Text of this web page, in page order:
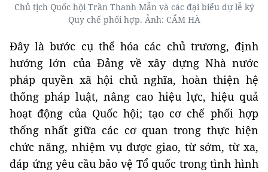
Chủ tịch Quốc hội Trần Thanh Mẫn và các đại biểu dự lễ ký
Quy chế phối hợp. Ảnh: CẨM HÀ
Đây là bước cụ thể hóa các chủ trương, định
hướng lớn của Đảng về xây dựng Nhà nước
pháp quyền xã hội chủ nghĩa, hoàn thiện hệ
thống pháp luật, nâng cao hiệu lực, hiệu quả
hoạt động của Quốc hội; tạo cơ chế phối hợp
thống nhất giữa các cơ quan trong thực hiện
chức năng, nhiệm vụ được giao, từ sớm, từ xa,
đáp ứng yêu cầu bảo vệ Tổ quốc trong tình hình